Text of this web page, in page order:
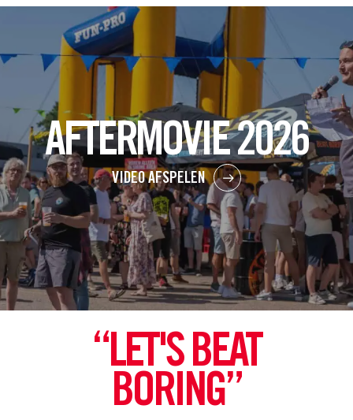
AFTERMOVIE 2026
VIDEO AFSPELEN
“LET'S BEAT
BORING”